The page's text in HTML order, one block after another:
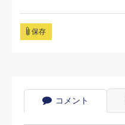
保存
コメント